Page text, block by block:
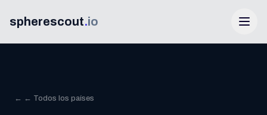
spherescout.io
← ← Todos los países